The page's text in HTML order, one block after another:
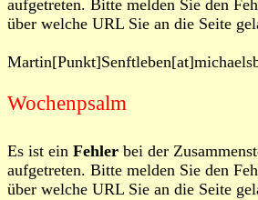
aufgetreten. Bitte melden Sie den
über welche URL Sie an die Seite
Wochenpsalm
Es ist ein Fehler bei der
aufgetreten. Bitte melden Sie den
über welche URL Sie an die Seite